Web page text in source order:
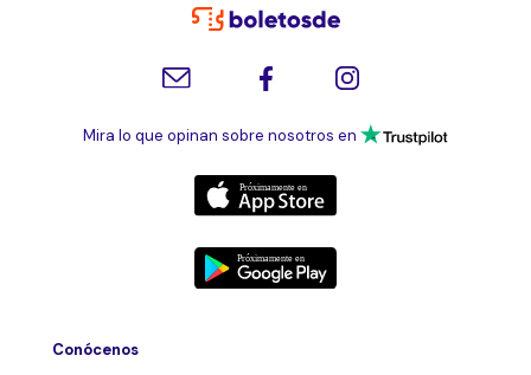
Mira lo que opinan sobre nosotros en
Conócenos